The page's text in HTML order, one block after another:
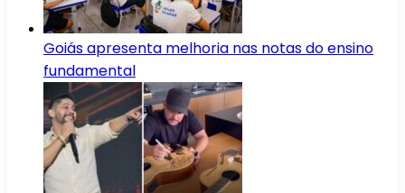
Goiás apresenta melhoria nas notas do ensino
fundamental